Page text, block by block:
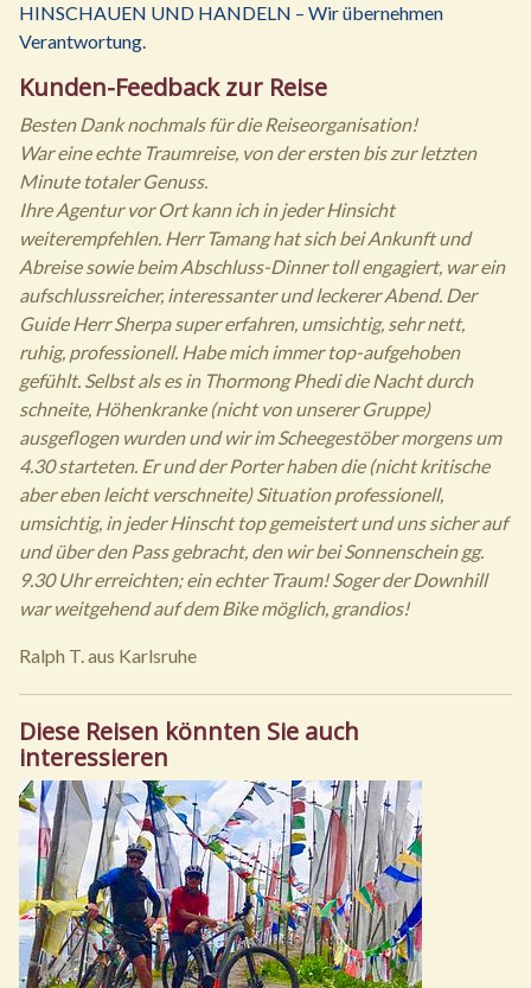
HINSCHAUEN UND HANDELN – Wir übernehmen
Verantwortung.
Kunden-Feedback zur Reise
Besten Dank nochmals für die Reiseorganisation!
War eine echte Traumreise, von der ersten bis zur letzten
Minute totaler Genuss.
Ihre Agentur vor Ort kann ich in jeder Hinsicht
weiterempfehlen. Herr Tamang hat sich bei Ankunft und
Abreise sowie beim Abschluss-Dinner toll engagiert, war ein
aufschlussreicher, interessanter und leckerer Abend. Der
Guide Herr Sherpa super erfahren, umsichtig, sehr nett,
ruhig, professionell. Habe mich immer top-aufgehoben
gefühlt. Selbst als es in Thormong Phedi die Nacht durch
schneite, Höhenkranke (nicht von unserer Gruppe)
ausgeflogen wurden und wir im Scheegestöber morgens um
4.30 starteten. Er und der Porter haben die (nicht kritische
aber eben leicht verschneite) Situation professionell,
umsichtig, in jeder Hinscht top gemeistert und uns sicher auf
und über den Pass gebracht, den wir bei Sonnenschein gg.
9.30 Uhr erreichten; ein echter Traum! Soger der Downhill
war weitgehend auf dem Bike möglich, grandios!
Ralph T. aus Karlsruhe
Diese Reisen könnten Sie auch
interessieren